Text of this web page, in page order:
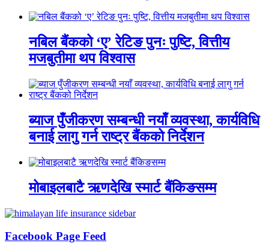
नबिल बैंकको ‘ए’ रेटिङ पुनः पुष्टि, वित्तीय
मजबुतीमा थप विश्वास
ब्याज पुँजीकरण सम्बन्धी नयाँ व्यवस्था, कार्यविधि
बनाई लागु गर्न राष्ट्र बैंकको निर्देशन
मोबाइलबाटै ऋणदेखि स्मार्ट बैंकिङसम्म
Facebook Page Feed